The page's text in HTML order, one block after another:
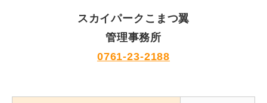
スカイパークこまつ翼
管理事務所
0761-23-2188